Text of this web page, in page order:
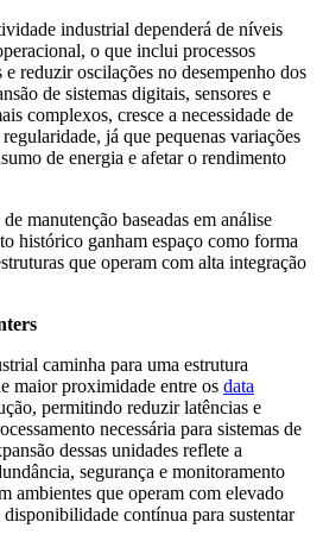
industrial dependerá de níveis
o que inclui processos
e reduzir oscilações no desempenho dos
de sistemas digitais, sensores e
complexos, cresce a necessidade de
já que pequenas variações
de energia e afetar o rendimento
manutenção baseadas em análise
histórico ganham espaço como forma
que operam com alta integração
caminha para uma estrutura
maior proximidade entre os data
permitindo reduzir latências e
necessária para sistemas de
dessas unidades reflete a
segurança e monitoramento
ambientes que operam com elevado
contínua para sustentar